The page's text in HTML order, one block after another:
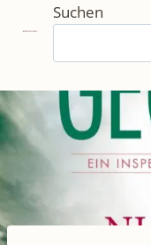
Inhalt
springen
Suchen